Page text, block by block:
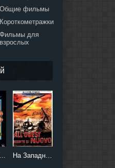
Общие фильмы
Короткометражки
Фильмы для
взрослых
Лакричная пицца (2021) На Западном фронте без перемен (2022)